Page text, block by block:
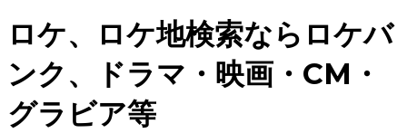
ロケ、ロケ地検索ならロケバ
ンク、ドラマ・映画・CM・
グラビア等